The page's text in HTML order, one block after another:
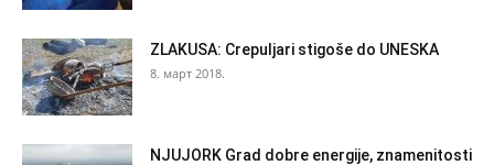
ZLAKUSA: Crepuljari stigoše do UNESKA
8. март 2018.
NJUJORK Grad dobre energije, znamenitosti